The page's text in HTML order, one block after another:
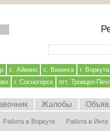
с. Айкино с. Визинга
г. Воркута
г. Сосногорск пгт. Троицко-
Жалобы
Работа в Воркуте Работа в Инте